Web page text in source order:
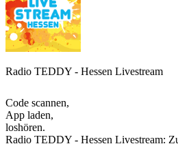
Radio TEDDY - Hessen Livestream
Code scannen,
App laden,
loshören.
Radio TEDDY - Hessen Livestream: